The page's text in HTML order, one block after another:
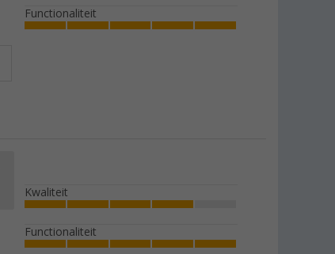
Functionaliteit
Kwaliteit
Functionaliteit